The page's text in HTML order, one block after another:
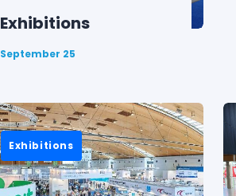
Exhibitions
September 25
Exhibitions